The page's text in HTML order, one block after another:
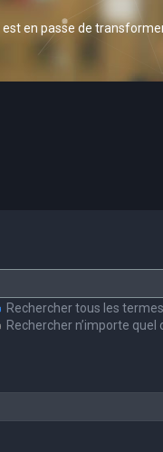
en passe de
Rechercher tous les
Rechercher n’importe quel